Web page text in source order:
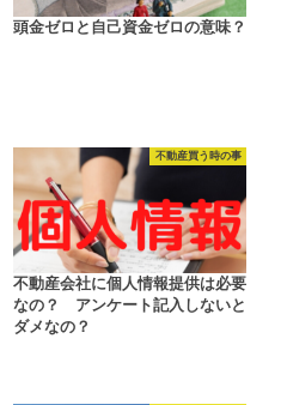
頭金ゼロと自己資金ゼロの意味？
不動産買う時の事
不動産会社に個人情報提供は必要
なの？ アンケート記入しないと
ダメなの？